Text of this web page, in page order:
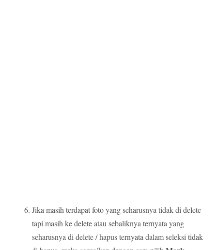
Jika masih terdapat foto yang seharusnya tidak di delete
tapi masih ke delete atau sebaliknya ternyata yang
seharusnya di delete / hapus ternyata dalam seleksi tidak